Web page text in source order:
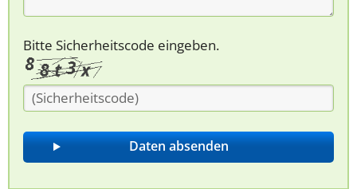
Bitte Sicherheitscode eingeben.